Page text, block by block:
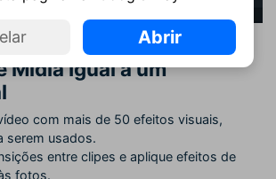
Edite e Melhore seus
Mídia Igual a um
com mais de 50 efeitos visuais,
serem usados.
entre clipes e aplique efeitos de
fotos.
Abrir